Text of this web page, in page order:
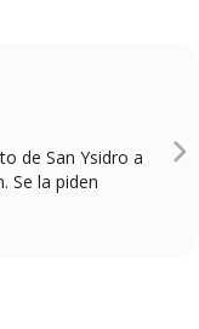
de San Ysidro a
Se la piden